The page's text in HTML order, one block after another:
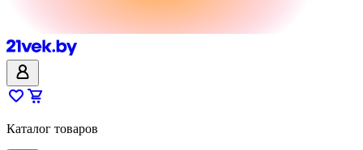
Каталог товаров